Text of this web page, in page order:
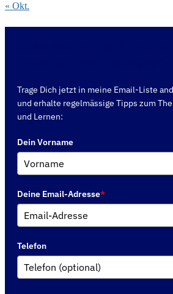
« Okt.
Trage Dich jetzt in meine Email-Liste
und erhalte regelmässige Tipps zum
und Lernen:
Dein Vorname
Deine Email-Adresse*
Telefon